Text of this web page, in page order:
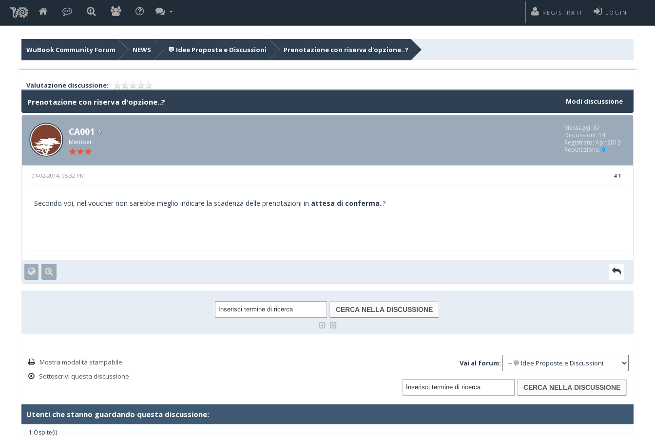
LOGIN
REGISTRATI
WuBook Community Forum NEWS 💬 Idee Proposte e Discussioni Prenotazione con riserva d'opzione..?
Valutazione discussione:
Modi discussione
Prenotazione con riserva d'opzione..?
CA001
Member
Messaggi: 87
Discussioni: 14
Registrato: Apr 2013
Reputazione: 0
#1
01-02-2014, 05:32 PM
Secondo voi, nel voucher non sarebbe meglio indicare la scadenza delle prenotazioni in attesa di conferma..?
Mostra modalità stampabile
Sottoscrivi questa discussione
Vai al forum:
Utenti che stanno guardando questa discussione:
1 Ospite(i)